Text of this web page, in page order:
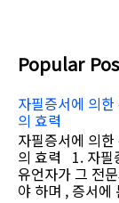
Popular
자필증서에 의
의 효력
자필증서에 의
의 효력 1. 자필
유언자가 그 전
야 하며 , 증서에